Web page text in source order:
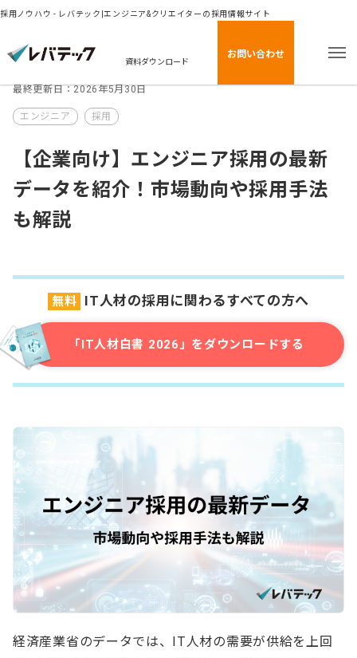
採用ノウハウ - レバテック|エンジニア&クリエイターの採用情報サイト
資料ダウンロード
お問い合わせ
最終更新日：2026年5月30日
エンジニア 採用
【企業向け】エンジニア採用の最新
データを紹介！市場動向や採用手法
も解説
無料 IT人材の採用に関わるすべての方へ
「IT人材白書 2026」をダウンロードする
経済産業省のデータでは、IT人材の需要が供給を上回